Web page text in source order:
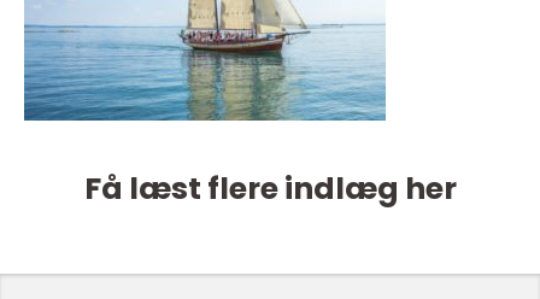
Få læst flere indlæg her